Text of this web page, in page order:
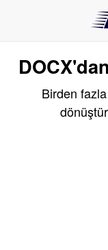
Birden